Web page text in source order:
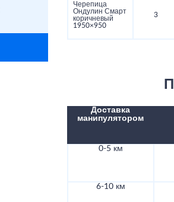
Черепица
Ондулин Смарт
коричневый
1950×950
3
Доставка
манипулятором
0-5 км
6-10 км